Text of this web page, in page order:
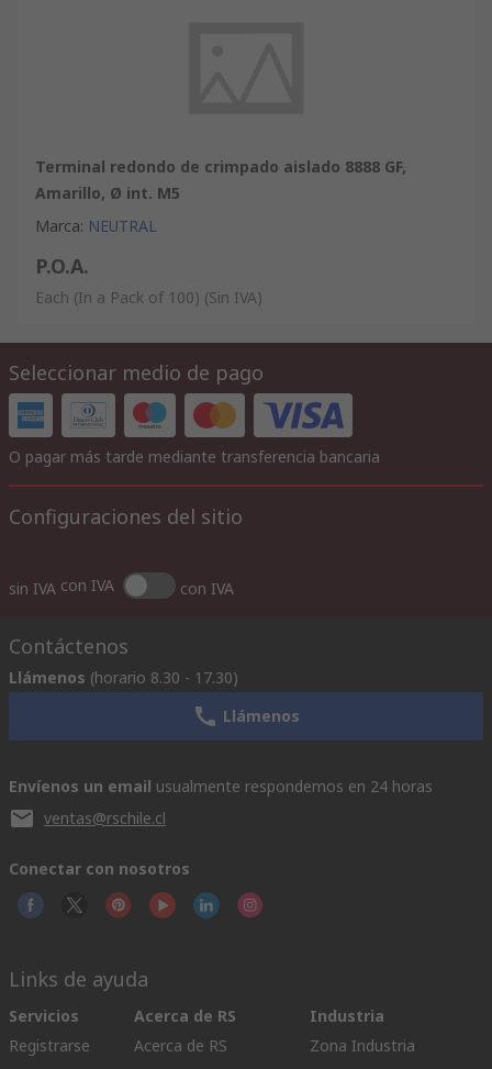
Terminal redondo de crimpado aislado 8888 GF,
Amarillo, Ø int. M5
Marca: NEUTRAL
P.O.A.
Each (In a Pack of 100) (Sin IVA)
Seleccionar medio de pago
O pagar más tarde mediante transferencia bancaria
Configuraciones del sitio
sin IVA con IVA con IVA
Contáctenos
Llámenos (horario 8.30 - 17.30)
Llámenos
Envíenos un email usualmente respondemos en 24 horas
ventas@rschile.cl
Conectar con nosotros
Links de ayuda
Servicios
Registrarse
Acerca de RS
Acerca de RS
Industria
Zona Industria